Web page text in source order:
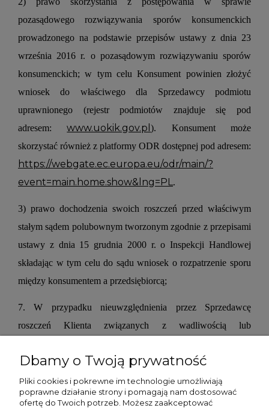
pozasądowego rozwiązywania sporów konsumenckich
prowadzonego na podstawie przepisów ustawy z dnia 23
września 2016 r. o pozasądowym rozwiązywaniu sporów
konsumenckich; w tym celu Konsument powinien złożyć
wniosek do właściwego dla Sprzedawcy podmiotu
uprawnionego (rejestr podmiotów znajduje się pod
adresem:www.uokik.gov.pl). Konsument może
skorzystać również z platformy ODR dostępnej pod adresem:
https://webgate.ec.europa.eu/odr/main/?
event=main.home.show&lng=PL.
3) prawo dochodzenia swoich roszczeń przed właściwym
stałym sądem polubownym tworzonym zgodnie z przepisami
ustawy z dnia 15 grudnia 2000 r. o Inspekcji Handlowej
składając w tym celu do sądu wniosek o rozpatrzenie sporu
między konsumentem a przedsiębiorcą;
7. W przypadku nieuwzględnienia przez Sprzedawcę
roszczeń Klienta związanych z wadliwością lub
Klienta o podmiocie uprawnionym właściwym do
rozwiązania sporu pomiędzy Konsumentem a Sprzedawcą
oraz o tym, czy zamierza wziąć udział w postępowaniu w
Dbamy o Twoją prywatność
Pliki cookies i pokrewne im technologie umożliwiają
poprawne działanie strony i pomagają nam dostosować
ofertę do Twoich potrzeb. Możesz zaakceptować